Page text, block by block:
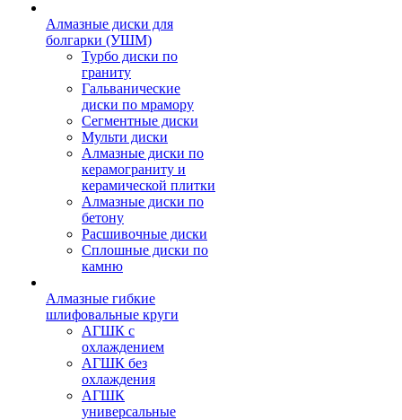
Алмазные диски для
болгарки (УШМ)
Турбо диски по
граниту
Гальванические
диски по мрамору
Сегментные диски
Мульти диски
Алмазные диски по
керамограниту и
керамической плитки
Алмазные диски по
бетону
Расшивочные диски
Сплошные диски по
камню
Алмазные гибкие
шлифовальные круги
АГШК с
охлаждением
АГШК без
охлаждения
АГШК
универсальные